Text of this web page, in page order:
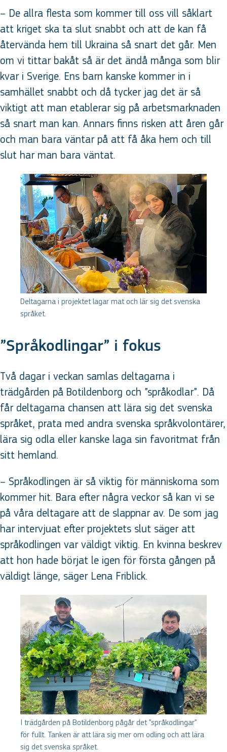
– De allra flesta som kommer till oss vill såklart
att kriget ska ta slut snabbt och att de kan få
återvända hem till Ukraina så snart det går. Men
om vi tittar bakåt så är det ändå många som blir
kvar i Sverige. Ens barn kanske kommer in i
samhället snabbt och då tycker jag det är så
viktigt att man etablerar sig på arbetsmarknaden
så snart man kan. Annars finns risken att åren går
och man bara väntar på att få åka hem och till
slut har man bara väntat.
Deltagarna i projektet lagar mat och lär sig det svenska
språket.
”Språkodlingar” i fokus
Två dagar i veckan samlas deltagarna i
trädgården på Botildenborg och ”språkodlar”. Då
får deltagarna chansen att lära sig det svenska
språket, prata med andra svenska språkvolontärer,
lära sig odla eller kanske laga sin favoritmat från
sitt hemland.
– Språkodlingen är så viktig för människorna som
kommer hit. Bara efter några veckor så kan vi se
på våra deltagare att de slappnar av. De som jag
har intervjuat efter projektets slut säger att
språkodlingen var väldigt viktig. En kvinna beskrev
att hon hade börjat le igen för första gången på
väldigt länge, säger Lena Friblick.
I trädgården på Botildenborg pågår det ”språkodlingar”
för fullt. Tanken är att lära sig mer om odling och att lära
sig det svenska språket.